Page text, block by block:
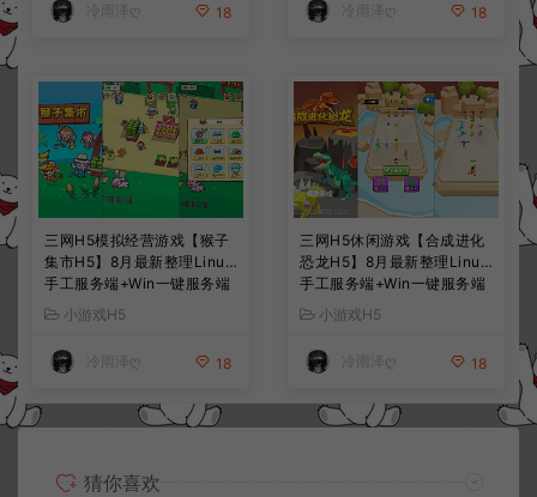
冷雨泽ღ 18 冷雨泽ღ 18
三网H5模拟经营游戏【猴子
集市H5】8月最新整理Linux
手工服务端+Win一键服务端
+解压即玩+简易安卓客户端
+详细搭建教程
小游戏H5
冷雨泽ღ 18
三网H5休闲游戏【合成进化
恐龙H5】8月最新整理Linux
手工服务端+Win一键服务端
+解压即玩+简易安卓客户端
+详细搭建教程
小游戏H5
冷雨泽ღ 18
猜你喜欢